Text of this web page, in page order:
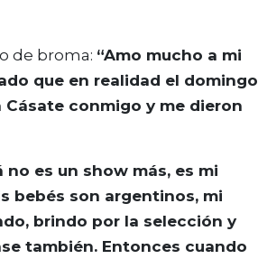
de broma: “Amo mucho a mi
que en realidad el domingo
conmigo y me dieron
no es un show más, es mi
bebés son argentinos, mi
brindo por la selección y
también. Entonces cuando